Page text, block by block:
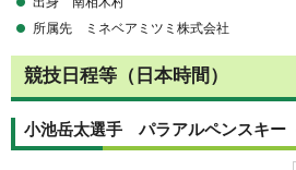
所属先 ミネベアミツミ株式会社
競技日程等（日本時間）
小池岳太選手 パラアルペンスキー